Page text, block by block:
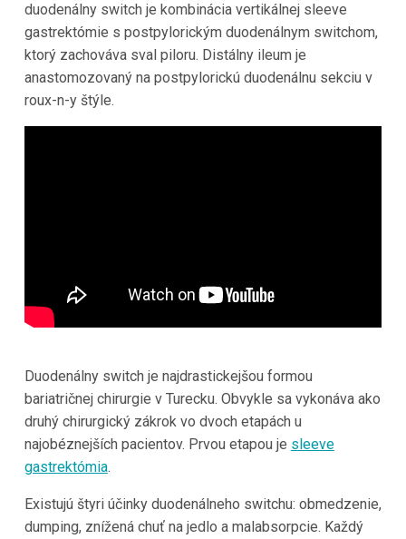
duodenálny switch je kombinácia vertikálnej sleeve
gastrektómie s postpylorickým duodenálnym switchom,
ktorý zachováva sval piloru. Distálny ileum je
anastomozovaný na postpylorickú duodenálnu sekciu v
roux-n-y štýle.
Duodenálny switch je najdrastickejšou formou
bariatričnej chirurgie v Turecku. Obvykle sa vykonáva ako
druhý chirurgický zákrok vo dvoch etapách u
najobéznejších pacientov. Prvou etapou je sleeve
gastrektómia.
Existujú štyri účinky duodenálneho switchu: obmedzenie,
dumping, znížená chuť na jedlo a malabsorpcie. Každý